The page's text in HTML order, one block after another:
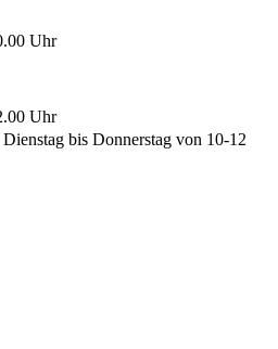
Uhr
Uhr
bis Donnerstag von 10-12